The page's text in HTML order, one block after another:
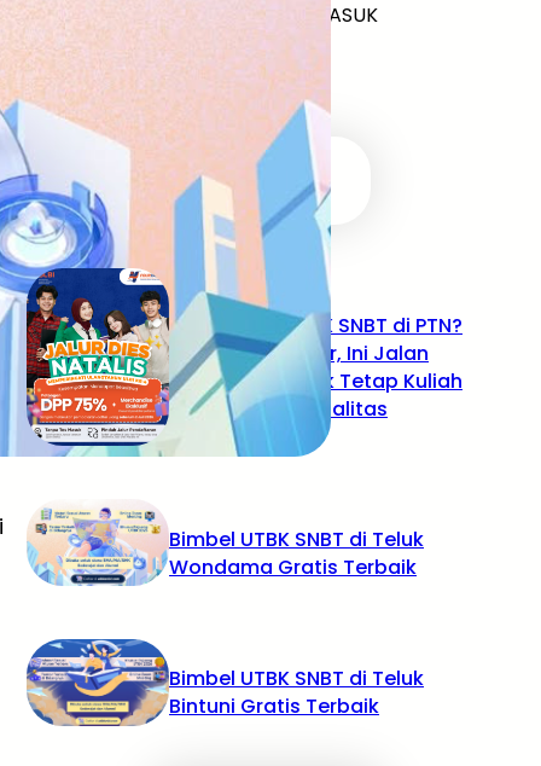
KAMPUS DAN UJIAN MASUK
RECENT POSTS
Tidak Lolos UTBK SNBT di PTN?
Jangan Khawatir, Ini Jalan
Terbaikmu untuk Tetap Kuliah
di Kampus Berkualitas
Bimbel UTBK SNBT di Teluk
Wondama Gratis Terbaik
Bimbel UTBK SNBT di Teluk
Bintuni Gratis Terbaik